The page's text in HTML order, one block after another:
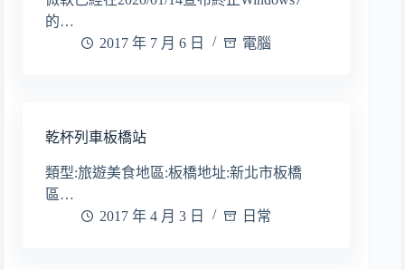
的…
2017 年 7 月 6 日
電腦
乾杯列車板橋站
類型:旅遊美食地區:板橋地址:新北市板橋
區…
2017 年 4 月 3 日
日常